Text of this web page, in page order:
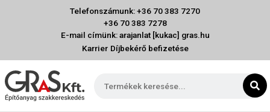
Telefonszámunk: +36 70 383 7270
+36 70 383 7278
E-mail címünk: arajanlat [kukac] gras.hu
Karrier Díjbekérő befizetése